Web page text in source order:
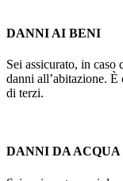
DANNI AI BENI
Sei assicurato, in
danni all’abitazione.
di terzi.
DANNI DA ACQUA